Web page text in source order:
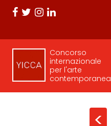
Concorso
internazionale
per l'arte
contemporanea
<